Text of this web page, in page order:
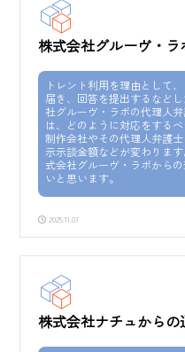
株式会社グルーヴ・
トレント利用を理由として
届き、回答を提出するなど
社グルーヴ・ラボの代理人
は、どのように対応をする
制作会社やその代理人弁護
示示談金額などが変わりま
式会社グルーヴ・ラボから
いと思います。
2025.11.07
株式会社ナチュから